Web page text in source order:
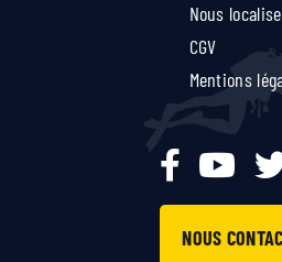
Nous
CGV
Mentions
NOUS